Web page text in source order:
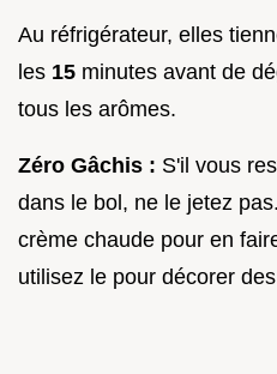
Au réfrigérateur, elles
les 15 minutes avant de
tous les arômes.
Zéro Gâchis : S'il vous
dans le bol, ne le jetez
crème chaude pour en
utilisez le pour décorer